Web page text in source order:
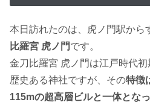
本日訪れたのは、虎ノ門駅から
比羅宮 虎ノ門です。
金刀比羅宮 虎ノ門は江戸時代
歴史ある神社ですが、その特徴
115mの超高層ビルと一体とな